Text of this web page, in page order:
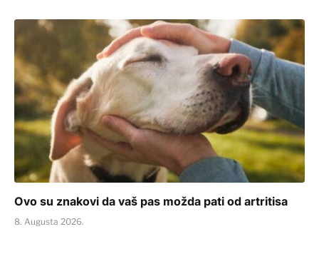
Ovo su znakovi da vaš pas možda pati od artritisa
8. Augusta 2026.